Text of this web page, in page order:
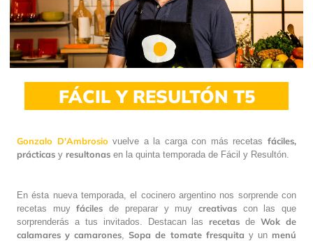
Video
FÁCIL Y RESULTÓN T5
Gonzalo D'Ambrosio vuelve a la carga con más recetas fáciles,
prácticas y resultonas en la quinta temporada de Fácil y Resultón.
En ésta nueva temporada, el cocinero argentino nos sorprende con
recetas muyfáciles de preparar y muy creativascon las que
sorprenderás a tus invitados. Destacan las recetas deWok de
calamares y camarones ,Sopa de tomate fresquita y un menú